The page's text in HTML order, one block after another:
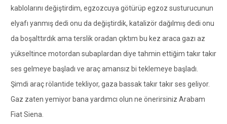
kablolarını değiştirdim, egzozcuya götürüp egzoz susturucunun
elyafı yanmış dedi onu da değiştirdik, katalizör dağılmış dedi onu
da boşalttırdık ama terslik oradan çıktım bu kez araca gazı az
yükseltince motordan subaplardan diye tahmin ettiğim takır takır
ses gelmeye başladı ve araç amansız bi teklemeye başladı.
Şimdi araç rölantide tekliyor, gaza bassak takır takır ses geliyor.
Gaz zaten yemiyor bana yardımcı olun ne önerirsiniz Arabam
Fiat Siena.